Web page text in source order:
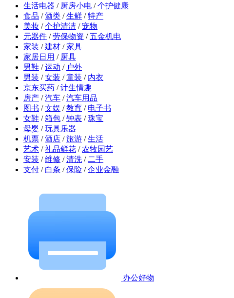
生活电器 / 厨房小电 / 个护健康
食品 / 酒类 / 生鲜 / 特产
美妆 / 个护清洁 / 宠物
元器件 / 劳保物资 / 五金机电
家装 / 建材 / 家具
家居日用 / 厨具
男鞋 / 运动 / 户外
男装 / 女装 / 童装 / 内衣
京东买药 / 计生情趣
房产 / 汽车 / 汽车用品
图书 / 文娱 / 教育 / 电子书
女鞋 / 箱包 / 钟表 / 珠宝
母婴 / 玩具乐器
机票 / 酒店 / 旅游 / 生活
艺术 / 礼品鲜花 / 农牧园艺
安装 / 维修 / 清洗 / 二手
支付 / 白条 / 保险 / 企业金融
办公好物